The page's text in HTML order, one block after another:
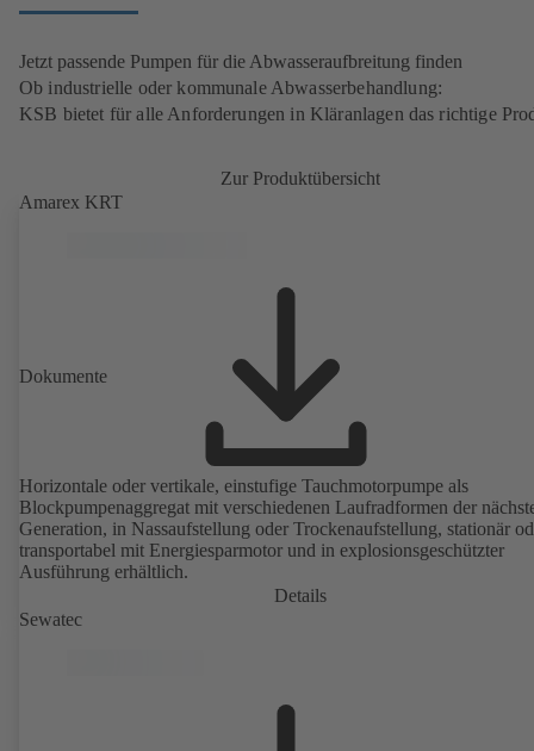
Jetzt passende Pumpen für die Abwasseraufbreitung finden
Ob industrielle oder kommunale Abwasserbehandlung:
KSB bietet für alle Anforderungen in Kläranlagen das richtige
Zur Produktübersicht
Amarex KRT
Dokumente
Horizontale oder vertikale, einstufige Tauchmotorpumpe als
Blockpumpenaggregat mit verschiedenen Laufradformen der
Generation, in Nassaufstellung oder Trockenaufstellung, stationär
transportabel mit Energiesparmotor und in explosionsgeschützter
Ausführung erhältlich.
Details
Sewatec